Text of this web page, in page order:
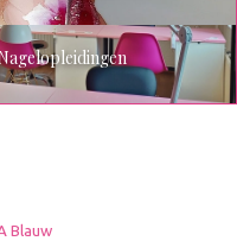
Blauw